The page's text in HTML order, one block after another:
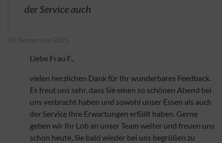
der Service auch
Liebe Frau F.,
vielen herzlichen Dank für Ihr wunderbares Feedback.
Es freut uns sehr, dass Sie einen so schönen Abend bei
uns verbracht haben und sowohl unser Essen als auch
der Service Ihre Erwartungen erfüllt haben. Gerne
geben wir Ihr Lob an unser Team weiter und freuen uns
schon heute, Sie bald wieder bei uns begrüßen zu